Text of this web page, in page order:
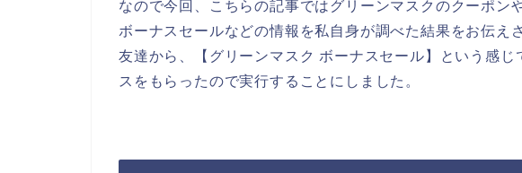
なので今回、こちらの記事ではグリーンマスクのクーポン
ボーナスセールなどの情報を私自身が調べた結果をお伝え
友達から、【グリーンマスク ボーナスセール】という感じ
スをもらったので実行することにしました。